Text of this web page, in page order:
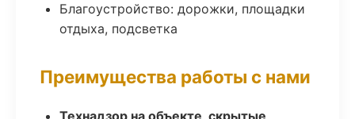
Благоустройство: дорожки, площадки
отдыха, подсветка
Преимущества работы с нами
Технадзор на объекте, скрытые